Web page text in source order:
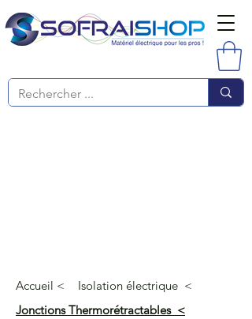
Accueil <
Isolation électrique <
Jonctions Thermorétractables <